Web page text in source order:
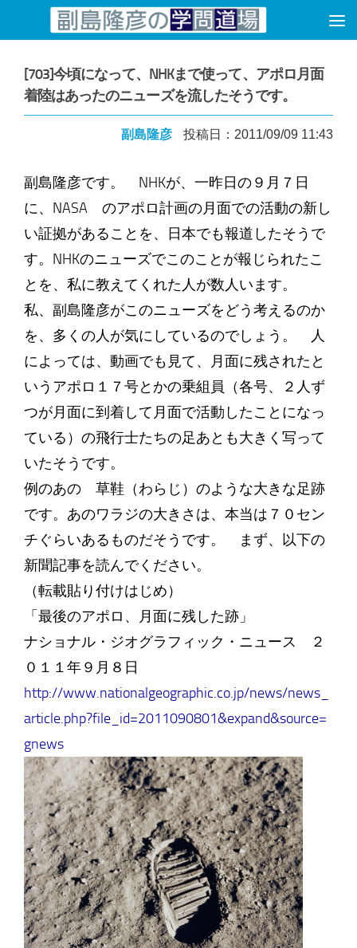
コンテンツへスキップ
[703]今頃になって、NHKまで使って、アポロ月面
着陸はあったのニューズを流したそうです。
副島隆彦 投稿日：2011/09/09 11:43
副島隆彦です。 NHKが、一昨日の９月７日
に、NASA のアポロ計画の月面での活動の新し
い証拠があることを、日本でも報道したそうで
す。NHKのニューズでこのことが報じられたこ
とを、私に教えてくれた人が数人います。
私、副島隆彦がこのニューズをどう考えるのか
を、多くの人が気にしているのでしょう。 人
によっては、動画でも見て、月面に残されたと
いうアポロ１７号とかの乗組員（各号、２人ず
つが月面に到着して月面で活動したことになっ
ている）の飛行士たちの足あとも大きく写って
いたそうです。
例のあの 草鞋（わらじ）のような大きな足跡
です。あのワラジの大きさは、本当は７０セン
チぐらいあるものだそうです。 まず、以下の
新聞記事を読んでください。
（転載貼り付けはじめ）
「最後のアポロ、月面に残した跡」
ナショナル・ジオグラフィック・ニュース ２
０１１年９月８日
http://www.nationalgeographic.co.jp/news/news_
article.php?file_id=2011090801&expand&source=
gnews